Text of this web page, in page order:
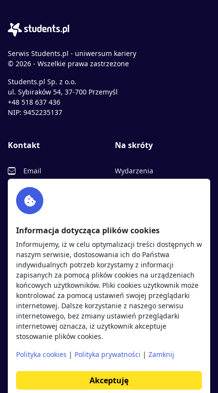
Serwis Students.pl - uniwersum kariery
© 2026 - Wszelkie prawa zastrzeżone
Students.pl Sp. z o.o.
ul. Sybiraków 54, 37-700 Przemyśl
+48 518 637 436
NIP: 9452235137
Kontakt
Email
Facebook
Twitter
Na skróty
Wydarzenia
Polityka cookies
Polityka prywatności
Kandydaci
Regulamin kandydata
Oferty pracy
Pracodawcy
Opinie o pracodawcach
Blog
Pracodawcy
Regulamin pracodawcy
Dodaj ogłoszenie
Informacja dotycząca plików cookies
Informujemy, iż w celu optymalizacji treści dostępnych w
naszym serwisie, dostosowania ich do Państwa
indywidualnych potrzeb korzystamy z informacji
zapisanych za pomocą plików cookies na urządzeniach
końcowych użytkowników. Pliki cookies użytkownik może
kontrolować za pomocą ustawień swojej przeglądarki
internetowej. Dalsze korzystanie z naszego serwisu
internetowego, bez zmiany ustawień przeglądarki
internetowej oznacza, iż użytkownik akceptuje
stosowanie plików cookies.
Polityka cookies | Polityka prywatności | Zamknij
Akceptuję